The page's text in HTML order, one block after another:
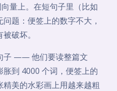
量上。在短句子里（比如
题：便签上的数字不大，
破坏。
子 —— 他们要读整篇文
到 4000 个词，便签上的
美的水彩画上用越来越粗